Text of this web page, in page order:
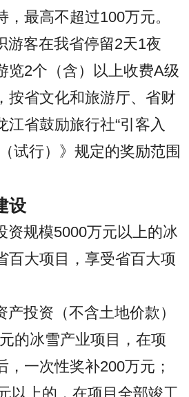
最高不超过100万元。
游客在我省停留2天1夜
览2个（含）以上收费A级
按省文化和旅游厅、省财
江省鼓励旅行社“引客入
试行）》规定的奖励范围
设
资规模5000万元以上的冰
百大项目，享受省百大项
产投资（不含土地价款）
的冰雪产业项目，在项
，一次性奖补200万元；
以上的，在项目全部竣工